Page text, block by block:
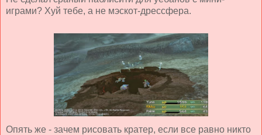
играми? Хуй тебе, а не мэскот-дрессфера.
Опять же - зачем рисовать кратер, если все равно никто